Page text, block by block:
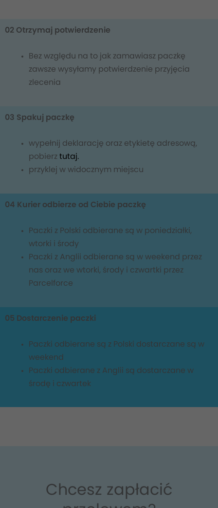
02 Otrzymaj potwierdzenie
Bez względu na to jak zamawiasz paczkę
zawsze wysyłamy potwierdzenie przyjęcia
zlecenia
03 Spakuj paczkę
wypełnij deklarację oraz etykietę adresową,
pobierztutaj.
przyklej w widocznym miejscu
04 Kurier odbierze od Ciebie paczkę
Paczki z Polski odbierane są w poniedziałki,
wtorki i środy
Paczki z Anglii odbierane są w weekend przez
nas oraz we wtorki, środy i czwartki przez
Parcelforce
05 Dostarczenie paczki
Paczki odbierane są z Polski dostarczane są w
weekend
Paczki odbierane z Anglii są dostarczane w
środę i czwartek
Chcesz zapłacić